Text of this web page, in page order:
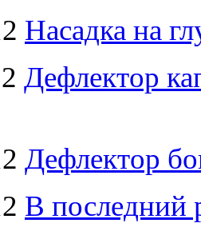
Насадка на
Дефлектор
Дефлектор
В последний